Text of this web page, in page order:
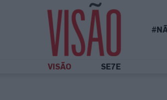
VISÃO SE7E